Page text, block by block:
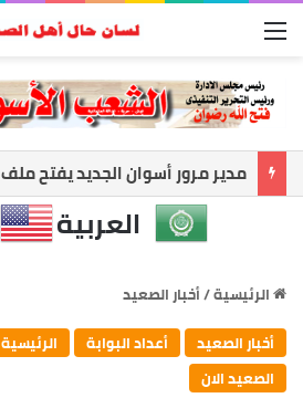
القائمة
العربية
الرئيسية/أخبار الصعيد
أخبار الصعيد
أعداد البوابة الرئيسية
الصعيد الان